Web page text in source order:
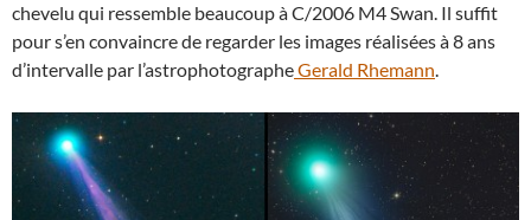
chevelu qui ressemble beaucoup à C/2006 M4 Swan. Il suffit
pour s’en convaincre de regarder les images réalisées à 8 ans
d’intervalle par l’astrophotographeGerald Rhemann.